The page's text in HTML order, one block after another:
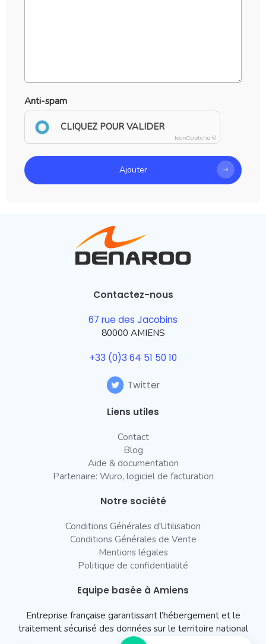
Anti-spam
CLIQUEZ POUR VALIDER
IconCaptcha ©
Ajouter
Contactez-nous
67 rue des Jacobins
80000 AMIENS
+33 (0)3 64 51 50 10
Twitter
Liens utiles
Contact
Blog
Aide & documentation
Partenaire: Wuro, logiciel de facturation
Notre société
Conditions Générales d'Utilisation
Conditions Générales de Vente
Mentions légales
Politique de confidentialité
Equipe basée à Amiens
Entreprise française garantissant l’hébergement et le
traitement sécurisé des données sur le territoire national